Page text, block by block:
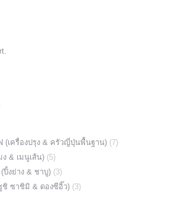
(เครื่องปรุง & ครัวญี่ปุ่นพื้นฐาน) (7)
ง & เมนูเส้น) (5)
ปิ้งย่าง & ชาบู) (3)
ชิ ซาชิมิ & ดองซีอิ๊ว) (3)